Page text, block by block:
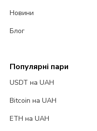
Новини
Блог
Популярні пари
USDT на UAH
Bitcoin на UAH
ETH на UAH